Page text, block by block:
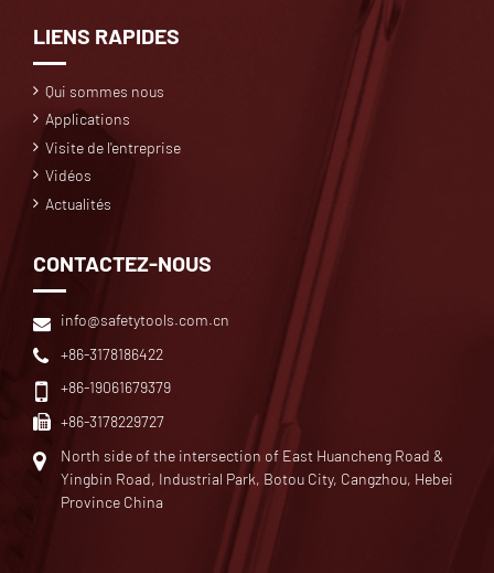
LIENS RAPIDES
Qui sommes nous
Applications
Visite de l'entreprise
Vidéos
Actualités
CONTACTEZ-NOUS
info@safetytools.com.cn
+86-3178186422
+86-19061679379
+86-3178229727
North side of the intersection of East Huancheng Road &
Yingbin Road, Industrial Park, Botou City, Cangzhou, Hebei
Province China